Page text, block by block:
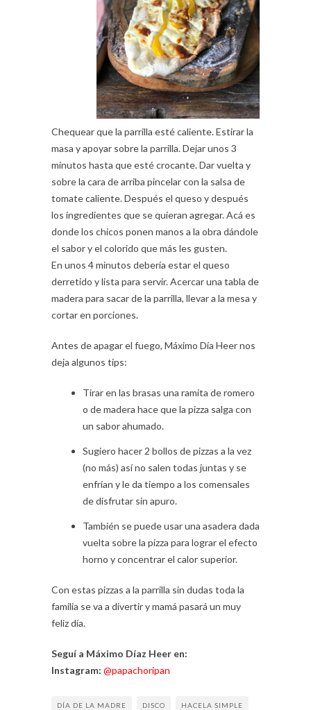
Chequear que la parrilla esté caliente. Estirar la
masa y apoyar sobre la parrilla. Dejar unos 3
minutos hasta que esté crocante. Dar vuelta y
sobre la cara de arriba pincelar con la salsa de
tomate caliente. Después el queso y después
los ingredientes que se quieran agregar. Acá es
donde los chicos ponen manos a la obra dándole
el sabor y el colorido que más les gusten.
En unos 4 minutos debería estar el queso
derretido y lista para servir. Acercar una tabla de
madera para sacar de la parrilla, llevar a la mesa y
cortar en porciones.
Antes de apagar el fuego, Máximo Día Heer nos
deja algunos tips:
Tirar en las brasas una ramita de romero
o de madera hace que la pizza salga con
un sabor ahumado.
Sugiero hacer 2 bollos de pizzas a la vez
(no más) así no salen todas juntas y se
enfrían y le da tiempo a los comensales
de disfrutar sin apuro.
También se puede usar una asadera dada
vuelta sobre la pizza para lograr el efecto
horno y concentrar el calor superior.
Con estas pizzas a la parrilla sin dudas toda la
familia se va a divertir y mamá pasará un muy
feliz día.
Seguí a Máximo Díaz Heer en:
Instagram: @papachoripan
DÍA DE LA MADRE DISCO HACELA SIMPLE